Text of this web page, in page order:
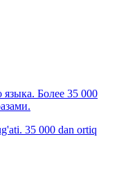
Более 35 000
35 000 dan ortiq